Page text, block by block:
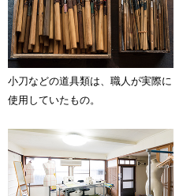
小刀などの道具類は、職人が実際に
使用していたもの。